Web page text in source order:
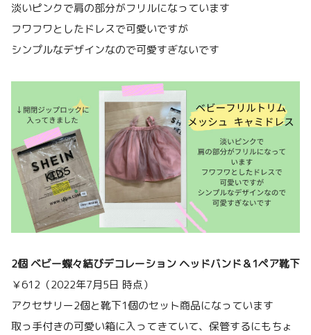
淡いピンクで肩の部分がフリルになっています
フワフワとしたドレスで可愛いですが
シンプルなデザインなので可愛すぎないです
2個 ベビー蝶々結びデコレーション ヘッドバンド＆1ペア靴下
￥612（2022年7月5日 時点）
アクセサリー2個と靴下1個のセット商品になっています
取っ手付きの可愛い箱に入ってきていて、保管するにもちょ